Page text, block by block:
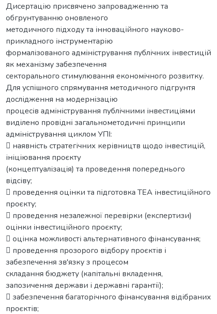
Дисертацію присвячено запровадженню та
обгрунтуванню оновленого
методичного підходу та інноваційного науково-
прикладного інструментарію
формалізованого адміністрування публічних інвестицій
як механізму забезпечення
секторального стимулювання економічного розвитку.
Для успішного спрямування методичного підгрунтя
дослідження на модернізацію
процесів адміністрування публічними інвестиціями
виділено провідні загальнометодичні принципи
адміністрування циклом УПІ:
 наявність стратегічних керівництв щодо інвестицій,
ініціювання проєкту
(концептуалізація) та проведення попереднього
відсіву;
 проведення оцінки та підготовка ТЕА інвестиційного
проєкту;
 проведення незалежної перевірки (експертизи)
оцінки інвестиційного проєкту;
 оцінка можливості альтернативного фінансування;
 проведення прозорого відбору проєктів і
забезпечення зв'язку з процесом
складання бюджету (капітальні вкладення,
запозичення держави і державні гарантії);
 забезпечення багаторічного фінансування відібраних
проєктів;